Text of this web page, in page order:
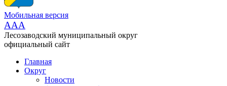
Мобильная версия
AAA
Лесозаводский муниципальный округ
официальный сайт
Главная
Округ
Новости